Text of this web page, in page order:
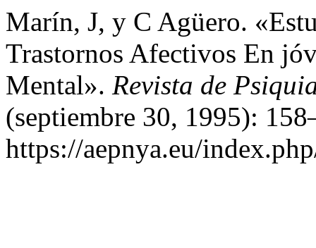
Marín, J, y C Agüero.
Trastornos Afectivos En
Mental». Revista de
(septiembre 30, 1995):
https://aepnya.eu/